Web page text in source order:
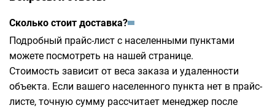
Сколько стоит доставка?
Подробный прайс-лист с населенными пунктами
можете посмотреть на нашей странице.
Стоимость зависит от веса заказа и удаленности
объекта. Если вашего населенного пункта нет в прайс-
листе, точную сумму рассчитает менеджер после